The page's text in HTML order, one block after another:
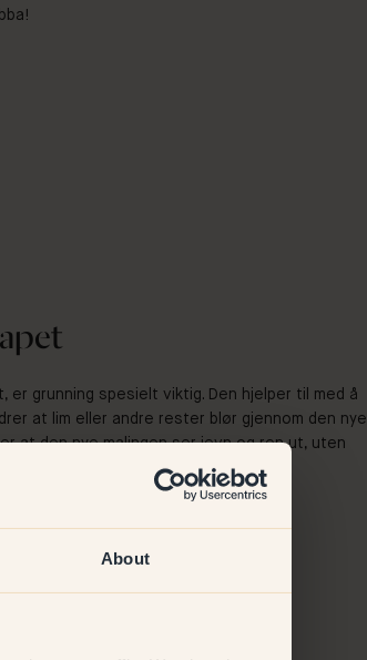
About
er grunning spesielt viktig. Den hjelper til med å
at lim eller andre rester blør gjennom den nye
at den nye malingen ser jevn og ren ut, uten